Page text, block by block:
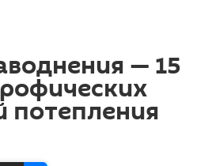
— 15
потепления